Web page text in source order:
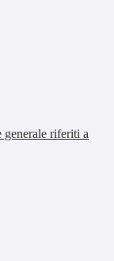
generale riferiti a